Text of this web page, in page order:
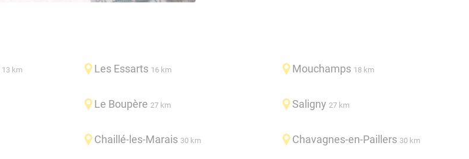
13 km Les Essarts 16 km Mouchamps 18 km
Le Boupère 27 km Saligny 27 km
Chaillé-les-Marais 30 km Chavagnes-en-Paillers 30 km